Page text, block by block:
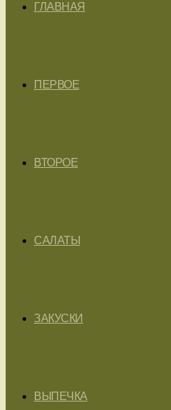
ГЛАВНАЯ
ПЕРВОЕ
ВТОРОЕ
САЛАТЫ
ЗАКУСКИ
ВЫПЕЧКА